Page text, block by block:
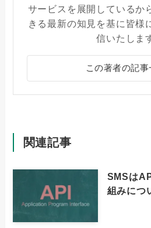
サービスを展開しているか
きる最新の知見を基に皆様
信いたしま
この著者の記事
関連記事
SMSは
組みにつ